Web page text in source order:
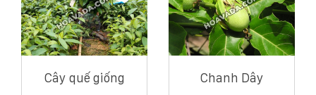
Cây quế giống Chanh Dây